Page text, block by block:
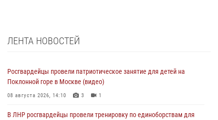
ЛЕНТА НОВОСТЕЙ
Росгвардейцы провели патриотическое занятие для детей на
Поклонной горе в Москве (видео)
08 августа 2026, 14:10 3 1
В ЛНР росгвардейцы провели тренировку по единоборствам для